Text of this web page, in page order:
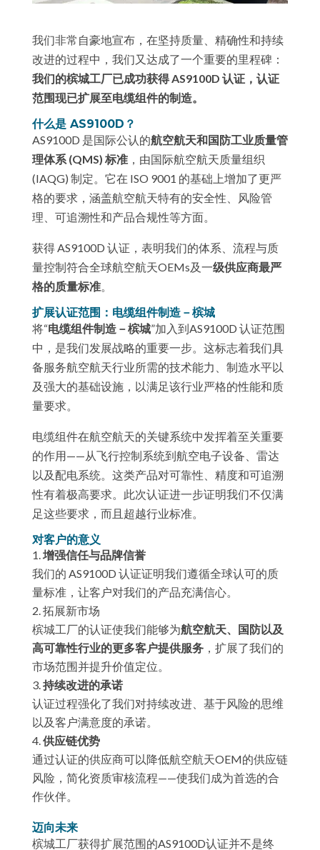
我们非常自豪地宣布，在坚持质量、精确性和持续
改进的过程中，我们又达成了一个重要的里程碑：
我们的槟城工厂已成功获得 AS9100D 认证，认证
范围现已扩展至电缆组件的制造。
什么是 AS9100D？
AS9100D 是国际公认的航空航天和国防工业质量管
理体系 (QMS) 标准，由国际航空航天质量组织
(IAQG) 制定。它在 ISO 9001 的基础上增加了更严
格的要求，涵盖航空航天特有的安全性、风险管
理、可追溯性和产品合规性等方面。
获得 AS9100D 认证，表明我们的体系、流程与质
量控制符合全球航空航天OEMs及一级供应商最严
格的质量标准。
扩展认证范围：电缆组件制造－槟城
将“电缆组件制造－槟城”加入到AS9100D 认证范围
中，是我们发展战略的重要一步。这标志着我们具
备服务航空航天行业所需的技术能力、制造水平以
及强大的基础设施，以满足该行业严格的性能和质
量要求。
电缆组件在航空航天的关键系统中发挥着至关重要
的作用——从飞行控制系统到航空电子设备、雷达
以及配电系统。这类产品对可靠性、精度和可追溯
性有着极高要求。此次认证进一步证明我们不仅满
足这些要求，而且超越行业标准。
对客户的意义
增强信任与品牌信誉
我们的 AS9100D 认证证明我们遵循全球认可的质
量标准，让客户对我们的产品充满信心。
拓展新市场
槟城工厂的认证使我们能够为航空航天、国防以及
高可靠性行业的更多客户提供服务，扩展了我们的
市场范围并提升价值定位。
持续改进的承诺
认证过程强化了我们对持续改进、基于风险的思维
以及客户满意度的承诺。
供应链优势
通过认证的供应商可以降低航空航天OEM的供应链
风险，简化资质审核流程——使我们成为首选的合
作伙伴。
迈向未来
槟城工厂获得扩展范围的AS9100D认证并不是终